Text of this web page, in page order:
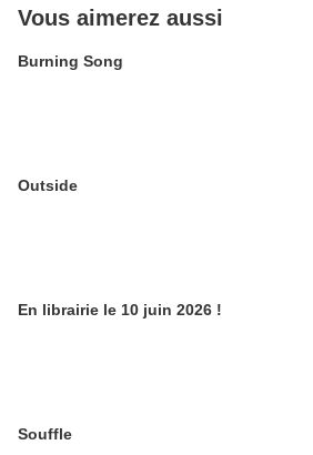
Vous aimerez aussi
Burning Song
Outside
En librairie le 10 juin 2026 !
Souffle